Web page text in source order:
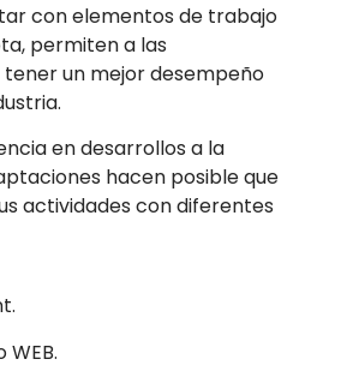
con elementos de trabajo
permiten a las
un mejor desempeño
en desarrollos a la
hacen posible que
actividades con diferentes
WEB.